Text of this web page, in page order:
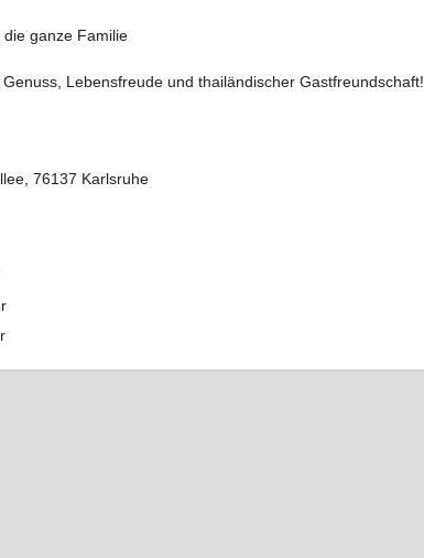
ganze Familie
Lebensfreude und thailändischer Gastfreundschaft!
76137 Karlsruhe